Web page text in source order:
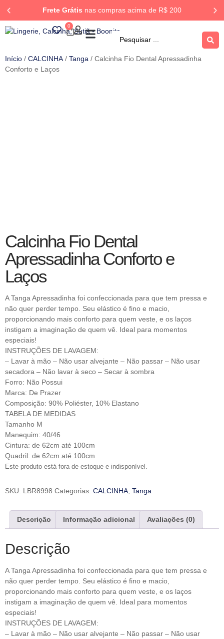
Frete Grátis nas compras acima de R$ 200
0
Início / CALCINHA / Tanga / Calcinha Fio Dental Apressadinha
Conforto e Laços
Calcinha Fio Dental
Apressadinha Conforto e
Laços
A Tanga Apressadinha foi confeccionada para que tem pressa e
não quer perder tempo. Seu elástico é fino e macio,
proporcionando mais conforto para quem veste, e os laços
instigam a imaginação de quem vê. Ideal para momentos
especiais!
INSTRUÇÕES DE LAVAGEM:
– Lavar à mão – Não usar alvejante – Não passar – Não usar
secadora – Não lavar à seco – Secar à sombra
Forro: Não Possui
Marca: De Prazer
Composição: 90% Poliéster, 10% Elastano
TABELA DE MEDIDAS
Tamanho M
Manequim: 40/46
Cintura: de 62cm até 100cm
Quadril: de 62cm até 100cm
Este produto está fora de estoque e indisponível.
SKU: LBR8998 Categorias: CALCINHA Tanga
Descrição Informação adicional Avaliações (0)
Descrição
A Tanga Apressadinha foi confeccionada para que tem pressa e
não quer perder tempo. Seu elástico é fino e macio,
proporcionando mais conforto para quem veste, e os laços
instigam a imaginação de quem vê. Ideal para momentos
especiais!
INSTRUÇÕES DE LAVAGEM:
– Lavar à mão – Não usar alvejante – Não passar – Não usar